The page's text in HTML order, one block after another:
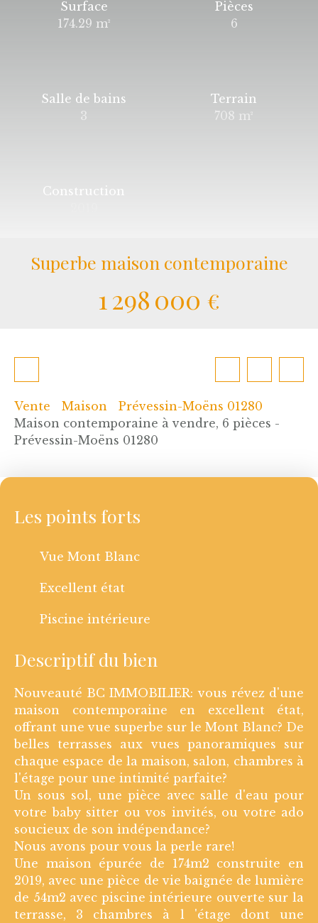
Surface
174.29 m²
Pièces
6
Salle de bains
3
Terrain
708 m²
Construction
Superbe maison contemporaine
1 298 000 €
Vente Maison
Prévessin-Moëns 01280
Maison contemporaine à vendre, 6 pièces -
Prévessin-Moëns 01280
Les points forts
Vue Mont Blanc
Excellent état
Piscine intérieure
Descriptif du bien
Nouveauté BC IMMOBILIER: vous révez d'une
maison contemporaine en excellent état,
offrant une vue superbe sur le Mont Blanc? De
belles terrasses aux vues panoramiques sur
chaque espace de la maison, salon, chambres à
l'étage pour une intimité parfaite?
Un sous sol, une pièce avec salle d'eau pour
votre baby sitter ou vos invités, ou votre ado
soucieux de son indépendance?
Nous avons pour vous la perle rare!
Une maison épurée de 174m2 construite en
2019, avec une pièce de vie baignée de lumière
de 54m2 avec piscine intérieure ouverte sur la
terrasse, 3 chambres à l 'étage dont une